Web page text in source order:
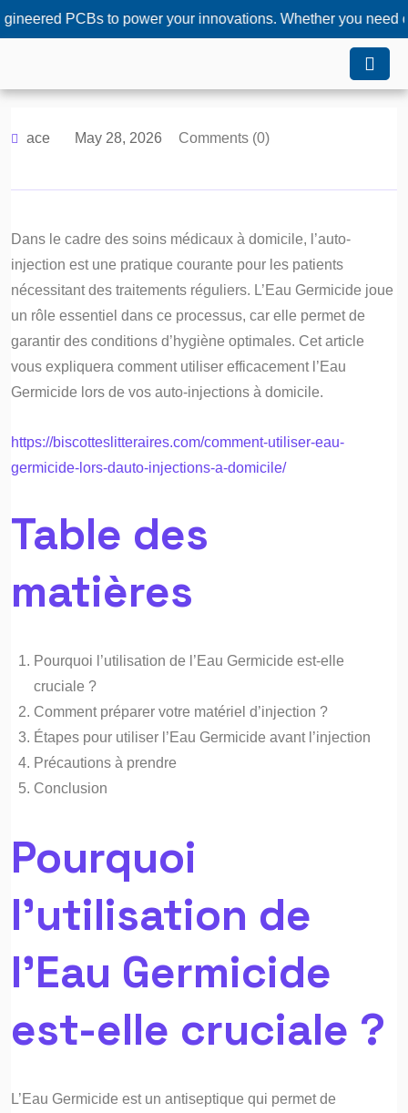
to power your innovations. Whether you need custom
ace May 28, 2026 Comments (0)
Dans le cadre des soins médicaux à domicile, l’auto-
injection est une pratique courante pour les patients
nécessitant des traitements réguliers. L’Eau Germicide joue
un rôle essentiel dans ce processus, car elle permet de
garantir des conditions d’hygiène optimales. Cet article
vous expliquera comment utiliser efficacement l’Eau
Germicide lors de vos auto-injections à domicile.
https://biscotteslitteraires.com/comment-utiliser-eau-
germicide-lors-dauto-injections-a-domicile/
Table des
matières
Pourquoi l’utilisation de l’Eau Germicide est-elle
cruciale ?
Comment préparer votre matériel d’injection ?
Étapes pour utiliser l’Eau Germicide avant l’injection
Précautions à prendre
Conclusion
Pourquoi
l’utilisation de
l’Eau Germicide
est-elle cruciale ?
L’Eau Germicide est un antiseptique qui permet de